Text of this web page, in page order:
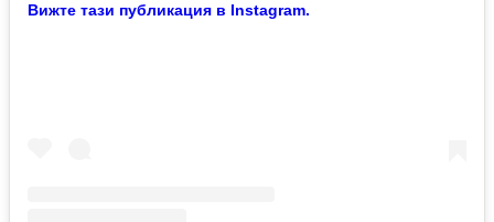
Вижте тази публикация в Instagram.